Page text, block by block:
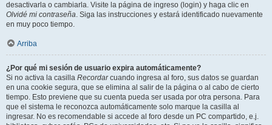
desactivarla o cambiarla. Visite la página de ingreso (login) y haga clic en
Olvidé mi contraseña. Siga las instrucciones y estará identificado nuevamente
en muy poco tiempo.
Arriba
¿Por qué mi sesión de usuario expira automáticamente?
Si no activa la casilla Recordarcuando ingresa al foro, sus datos se guardan
en una cookie segura, que se elimina al salir de la página o al cabo de cierto
tiempo. Esto previene que su cuenta pueda ser usada por otra persona. Para
que el sistema le reconozca automáticamente solo marque la casilla al
ingresar. No es recomendable si accede al foro desde un PC compartido, e.j.